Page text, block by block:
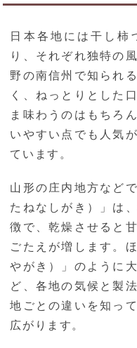
日本各地には干し柿
り、それぞれ独特の
野の南信州で知られ
く、ねっとりとした
ま味わうのはもちろ
いやすい点でも人気
ています。
山形の庄内地方など
たねなしがき）」は
徴で、乾燥させると
ごたえが増します。
やがき）」のように
ど、各地の気候と製
地ごとの違いを知っ
広がります。